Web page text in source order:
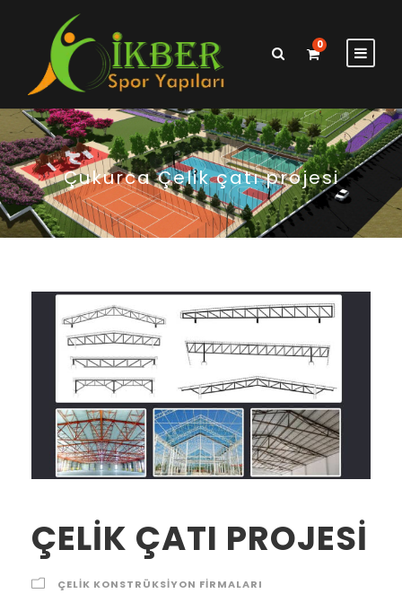
0
Çukurca Çelik çatı projesi
ÇELİK ÇATI PROJESİ
ÇELIK KONSTRÜKSIYON FIRMALARI